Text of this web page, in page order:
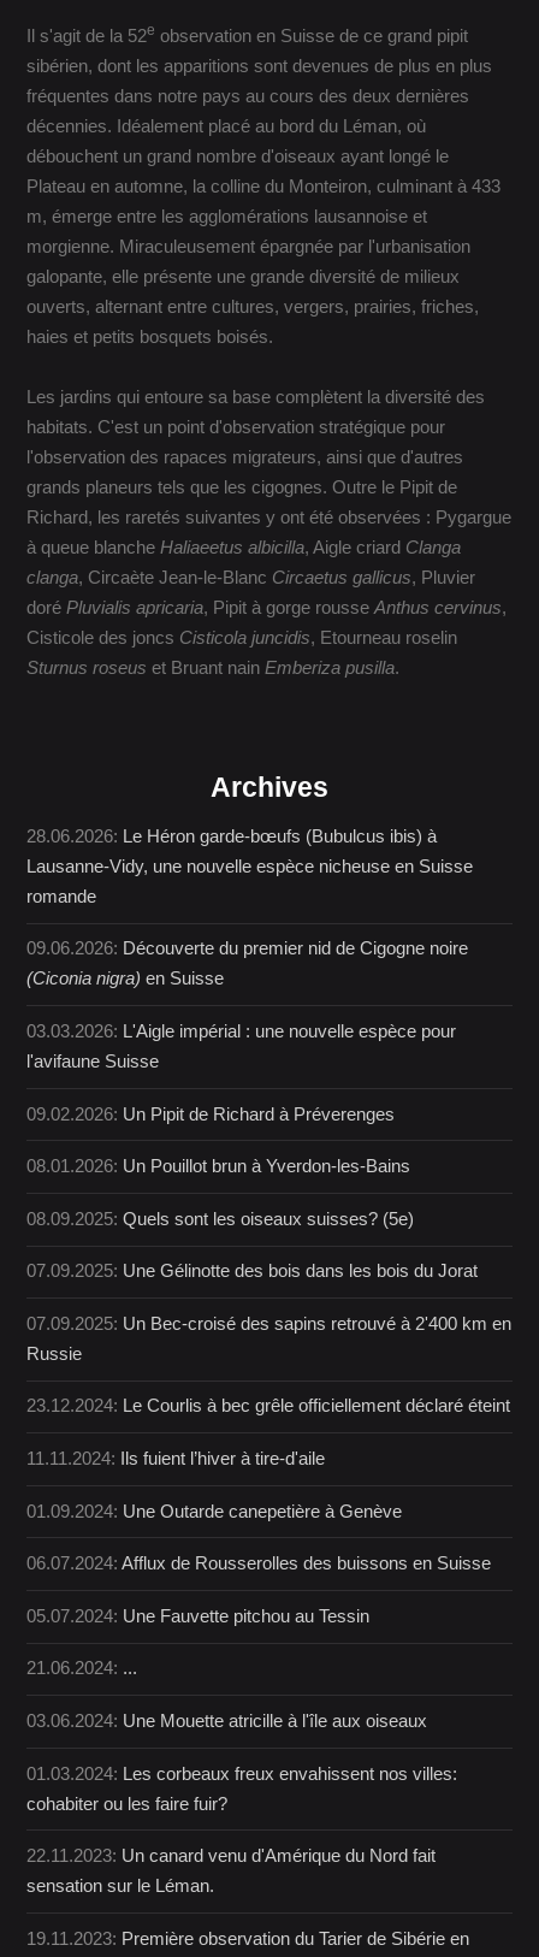
Il s'agit de la 52e observation en Suisse de ce grand pipit
sibérien, dont les apparitions sont devenues de plus en plus
fréquentes dans notre pays au cours des deux dernières
décennies. Idéalement placé au bord du Léman, où
débouchent un grand nombre d'oiseaux ayant longé le
Plateau en automne, la colline du Monteiron, culminant à 433
m, émerge entre les agglomérations lausannoise et
morgienne. Miraculeusement épargnée par l'urbanisation
galopante, elle présente une grande diversité de milieux
ouverts, alternant entre cultures, vergers, prairies, friches,
haies et petits bosquets boisés.
Les jardins qui entoure sa base complètent la diversité des
habitats. C'est un point d'observation stratégique pour
l'observation des rapaces migrateurs, ainsi que d'autres
grands planeurs tels que les cigognes. Outre le Pipit de
Richard, les raretés suivantes y ont été observées : Pygargue
à queue blancheHaliaeetus albicilla, Aigle criard Clanga
clanga, Circaète Jean-le-Blanc Circaetus gallicus, Pluvier
doréPluvialis apricaria, Pipit à gorge rousseAnthus cervinus,
Cisticole des joncs Cisticola juncidis, Etourneau roselin
Sturnus roseus et Bruant nainEmberiza pusilla.
Archives
28.06.2026: Le Héron garde-bœufs (Bubulcus ibis) à
Lausanne-Vidy, une nouvelle espèce nicheuse en Suisse
romande
09.06.2026: Découverte du premier nid de Cigogne noire
(Ciconia nigra) en Suisse
03.03.2026: L'Aigle impérial : une nouvelle espèce pour
l'avifaune Suisse
09.02.2026: Un Pipit de Richard à Préverenges
08.01.2026: Un Pouillot brun à Yverdon-les-Bains
08.09.2025:Quels sont les oiseaux suisses? (5e)
07.09.2025: Une Gélinotte des bois dans les bois du Jorat
07.09.2025: Un Bec-croisé des sapins retrouvé à 2'400 km en
Russie
23.12.2024: Le Courlis à bec grêle officiellement déclaré éteint
11.11.2024: Ils fuient l’hiver à tire-d'aile
01.09.2024: Une Outarde canepetière à Genève
06.07.2024:Afflux de Rousserolles des buissons en Suisse
05.07.2024: Une Fauvette pitchou au Tessin
21.06.2024: ...
03.06.2024: Une Mouette atricille à l'île aux oiseaux
01.03.2024: Les corbeaux freux envahissent nos villes:
cohabiter ou les faire fuir?
22.11.2023: Un canard venu d'Amérique du Nord fait
sensation sur le Léman.
19.11.2023: Première observation du Tarier de Sibérie en